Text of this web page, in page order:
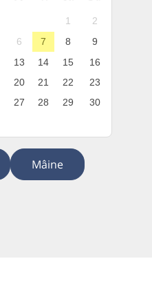
1
2
6 7 8
9
13 14 15
16
20 21 22
23
27 28 29
30
Mâine